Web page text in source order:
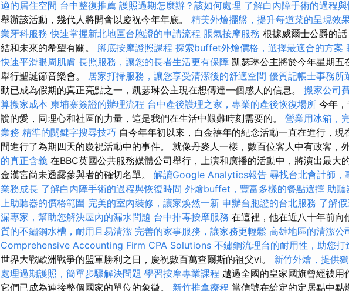
適的居住空間 台中整復推薦 護照過期怎麼辦？該如何處理 了解白內障手術的過程
舉辦該活動，幾代人將開會以慶祝今年年底。 精美外燴擺盤，提升每道菜的呈現效
業牙科服務 快速掌握新北地區台胞證的申請流程 脹氣按摩服務 根據威爾士公爵的
結和未來的希望有關。 腳底按摩證照課程 探索buffet外燴價格，選擇最適合的方案
快速平滑眼周肌膚 長照服務，讓您的長者生活更有保障 凱瑟琳公主將於今年星期五
舉行聖誕節音樂會。 居家打掃服務，讓您享受清潔後的舒適空間 優質記帳士事務所
動已成為假期的真正亮點之一，凱瑟琳公主現在想傳達一個感人的信息。 搬家公司
算搬家成本 柬埔寨簽證的辦理流程 台中產後護理之家，專業的產後恢復場所 今年
說的愛，同理心和社區的力量，這是我們在生活中艱難時刻需要的。 營業用冰箱，
業務 精準的關鍵字搜尋技巧 自今年年初以來，白金禧年的紀念活動一直在進行，
間進行了為期四天的慶祝活動中的事件。 就像丹麥人一樣，數百位客人中有政客，
的真正含義 在BBC英國公共服務媒體公司舉行，上演和廣播的活動中，將演出最大
金漢宮尚未透露參與者的確切名單。 解讀Google Analytics報告 尋找台北會計師，
業務成長 了解白內障手術的過程與恢復時間 外燴buffet，豐富多樣的餐點選擇 助聽
上助聽器的價格範圍 完美的室內裝修，讓家焕然一新 申辦台胞證的台北服務 了解
漏專家，幫助您解決屋內的漏水問題 台中排毒按摩服務 在這裡，他在近八十年前
質的不鏽鋼水槽，耐用且易清潔 完善的家事服務，讓家務更輕鬆 高雄地區的清潔公
Comprehensive Accounting Firm CPA Solutions 不鏽鋼流理台的耐用性，助您打
世界大戰歐洲戰爭的盟軍勝利之日，慶祝數百萬查爾斯的祖父vi。 新竹外燴，提供
處理過期護照，簡單步驟解決問題 學習按摩專業課程 越過全國的皇家國旗曾經被用
它們已成為連接整個國家的單位的象徵。 新竹推拿療程 當信號在給定的定居點中點